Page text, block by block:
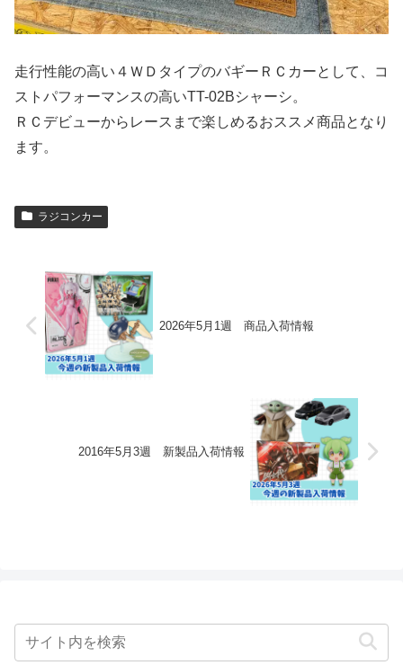
走行性能の高い４ＷＤタイプのバギーＲＣカーとして、コ
ストパフォーマンスの高いTT-02Bシャーシ。
ＲＣデビューからレースまで楽しめるおススメ商品となり
ます。
ラジコンカー
2026年5月1週 商品入荷情報
2016年5月3週 新製品入荷情報